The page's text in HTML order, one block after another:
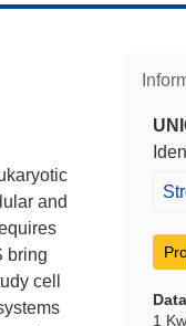
1
and
bring
cell